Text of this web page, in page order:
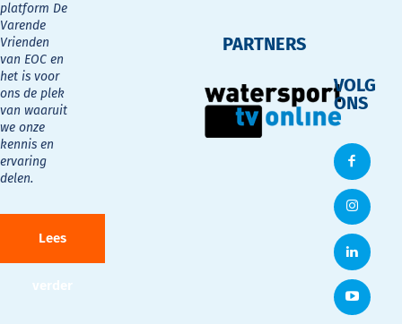
platform De
Varende
Vrienden
van EOC en
het is voor
ons de plek
van waaruit
we onze
kennis en
ervaring
delen.
Lees
verder
PARTNERS
VOLG
ONS